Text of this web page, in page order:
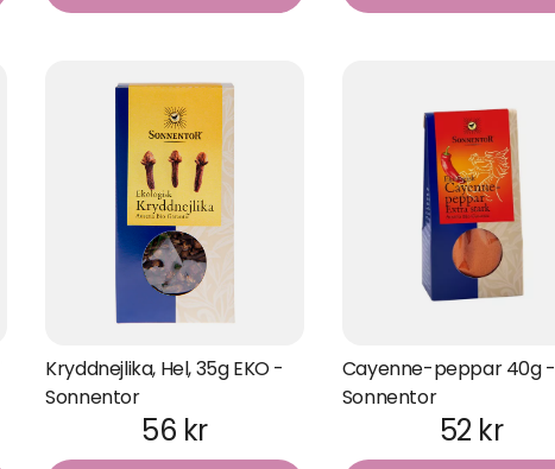
Kryddnejlika, Hel, 35g EKO -
Sonnentor
56 kr
Cayenne-peppar 40g -
Sonnentor
52 kr